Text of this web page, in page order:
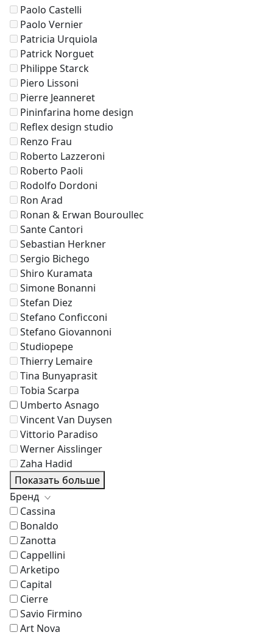
Paolo Castelli
Paolo Vernier
Patricia Urquiola
Patrick Norguet
Philippe Starck
Piero Lissoni
Pierre Jeanneret
Pininfarina home design
Reflex design studio
Renzo Frau
Roberto Lazzeroni
Roberto Paoli
Rodolfo Dordoni
Ron Arad
Ronan & Erwan Bouroullec
Sante Cantori
Sebastian Herkner
Sergio Bichego
Shiro Kuramata
Simone Bonanni
Stefan Diez
Stefano Conficconi
Stefano Giovannoni
Studiopepe
Thierry Lemaire
Tina Bunyaprasit
Tobia Scarpa
Umberto Asnago
Vincent Van Duysen
Vittorio Paradiso
Werner Aisslinger
Zaha Hadid
Показать больше
Бренд
Cassina
Bonaldo
Zanotta
Cappellini
Arketipo
Capital
Cierre
Savio Firmino
Art Nova